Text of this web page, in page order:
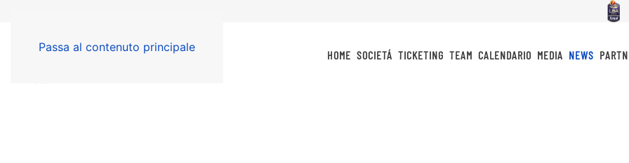
Passa al contenuto principale
HOME SOCIETÁ TICKETING TEAM CALENDARIO MEDIA NEWS